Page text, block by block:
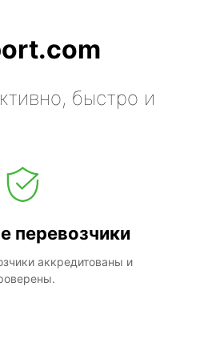
быстро и
перевозчики
аккредитованы и